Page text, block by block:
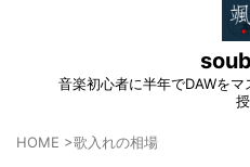
音楽初心者に半年でDAWを
授
HOME >歌入れの相場